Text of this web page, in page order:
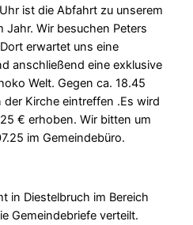
ist die Abfahrt zu unserem
Wir besuchen Peters
erwartet uns eine
anschließend eine exklusive
Welt. Gegen ca. 18.45
Kirche eintreffen .Es wird
€ erhoben. Wir bitten um
im Gemeindebüro.
in Diestelbruch im Bereich
Gemeindebriefe verteilt.